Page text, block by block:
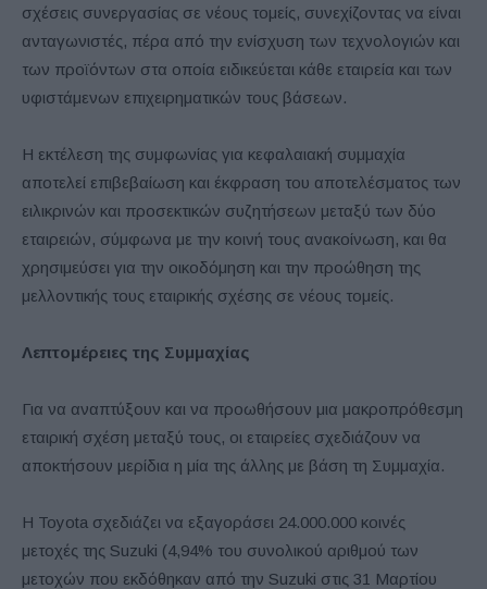
σχέσεις συνεργασίας σε νέους τομείς, συνεχίζοντας να είναι
ανταγωνιστές, πέρα από την ενίσχυση των τεχνολογιών και
των προϊόντων στα οποία ειδικεύεται κάθε εταιρεία και των
υφιστάμενων επιχειρηματικών τους βάσεων.
Η εκτέλεση της συμφωνίας για κεφαλαιακή συμμαχία
αποτελεί επιβεβαίωση και έκφραση του αποτελέσματος των
ειλικρινών και προσεκτικών συζητήσεων μεταξύ των δύο
εταιρειών, σύμφωνα με την κοινή τους ανακοίνωση, και θα
χρησιμεύσει για την οικοδόμηση και την προώθηση της
μελλοντικής τους εταιρικής σχέσης σε νέους τομείς.
Λεπτομέρειες της Συμμαχίας
Για να αναπτύξουν και να προωθήσουν μια μακροπρόθεσμη
εταιρική σχέση μεταξύ τους, οι εταιρείες σχεδιάζουν να
αποκτήσουν μερίδια η μία της άλλης με βάση τη Συμμαχία.
Η Toyota σχεδιάζει να εξαγοράσει 24.000.000 κοινές
μετοχές της Suzuki (4,94% του συνολικού αριθμού των
μετοχών που εκδόθηκαν από την Suzuki στις 31 Μαρτίου